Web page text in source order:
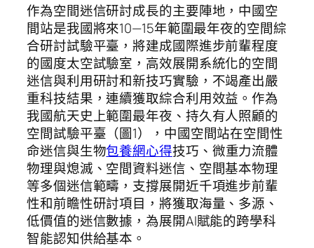
作為空間迷信研討成長的主要陣地，中國空
間站是我國將來10—15年範圍最年夜的空間綜
合研討試驗平臺，將建成國際進步前輩程度
的國度太空試驗室，高效展開系統化的空間
迷信與利用研討和新技巧實驗，不竭產出嚴
重科技結果，連續獲取綜合利用效益。作為
我國航天史上範圍最年夜、持久有人照顧的
空間試驗平臺（圖1），中國空間站在空間性
命迷信與生物包養網心得技巧、微重力流體
物理與熄滅、空間資料迷信、空間基本物理
等多個迷信範疇，支撐展開近千項進步前輩
性和前瞻性研討項目，將獲取海量、多源、
低價值的迷信數據，為展開AI賦能的跨學科
智能認知供給基本。